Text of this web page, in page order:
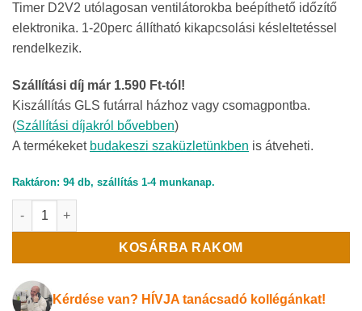
Timer D2V2 utólagosan ventilátorokba beépíthető időzítő
elektronika. 1-20perc állítható kikapcsolási késleltetéssel
rendelkezik.
Szállítási díj már 1.590 Ft-tól!
Kiszállítás GLS futárral házhoz vagy csomagpontba.
(Szállítási díjakról bővebben)
A termékeket budakeszi szaküzletünkben is átveheti.
Raktáron: 94 db, szállítás 1-4 munkanap.
Timer D2V2 időzítő elektronika mennyiség
KOSÁRBA RAKOM
Kérdése van? HÍVJA tanácsadó kollégánkat!